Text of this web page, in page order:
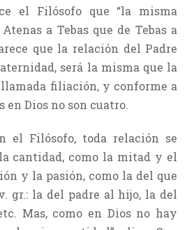
el Filósofo que “la misma
a Tebas que de Tebas a
que la relación del Padre
será la misma que la
filiación, y conforme a
en Dios no son cuatro.
el Filósofo, toda relación se
cantidad, como la mitad y el
y la pasión, como la del que
gr.: la del padre al hijo, la del
Mas, como en Dios no hay